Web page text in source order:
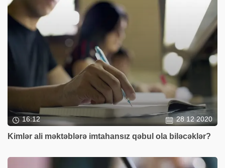
16:12 28 12 2020
Kimlər ali məktəblərə imtahansız qəbul ola biləcəklər?